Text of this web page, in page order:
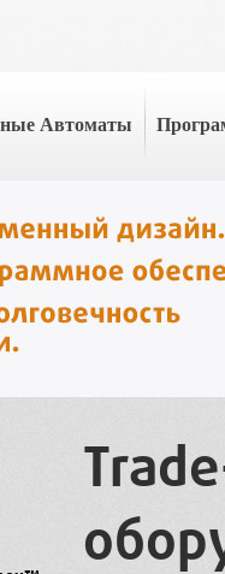
Автоматы